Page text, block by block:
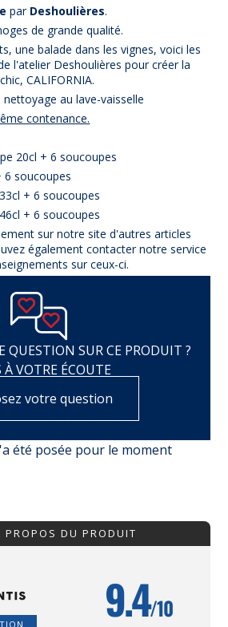
par Deshoulières.
de grande qualité.
une balade dans les vignes, voici les
l'atelier Deshoulières pour créer la
CALIFORNIA.
au lave-vaisselle
contenance.
20cl + 6 soucoupes
6 soucoupes
+ 6 soucoupes
+ 6 soucoupes
sur notre site d'autres articles
également contacter notre service
sur ceux-ci.
QUESTION SUR CE PRODUIT ?
VOTRE ÉCOUTE
votre question
été posée pour le moment
PROPOS DU PRODUIT
9.4/10